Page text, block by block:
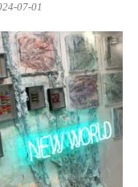
07-01